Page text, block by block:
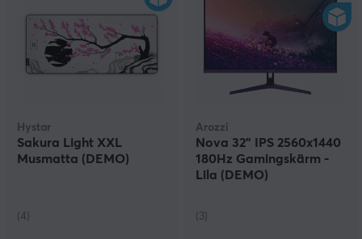
Hystar
Sakura Light XXL
Musmatta (DEMO)
(4)
Arozzi
Nova 32" IPS 2560x1440
180Hz Gamingskärm -
Lila (DEMO)
(3)